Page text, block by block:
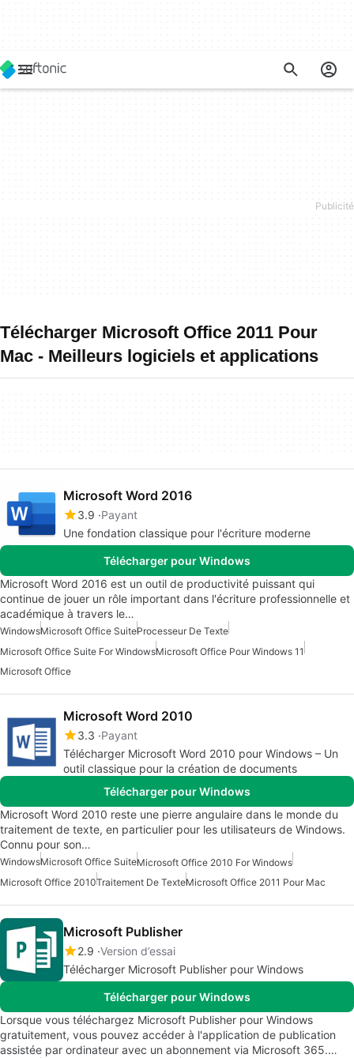
Télécharger Microsoft Office 2011 Pour
Mac - Meilleurs logiciels et applications
Microsoft Word 2016
3.9 Payant
Une fondation classique pour l'écriture moderne
Télécharger pour Windows
Microsoft Word 2016 est un outil de productivité puissant qui
continue de jouer un rôle important dans l'écriture professionnelle et
académique à travers le…
WindowsMicrosoft Office SuiteProcesseur De Texte
Microsoft Office Suite For WindowsMicrosoft Office Pour Windows 11
Microsoft Office
Microsoft Word 2010
3.3 Payant
Télécharger Microsoft Word 2010 pour Windows – Un
outil classique pour la création de documents
Télécharger pour Windows
Microsoft Word 2010 reste une pierre angulaire dans le monde du
traitement de texte, en particulier pour les utilisateurs de Windows.
Connu pour son…
WindowsMicrosoft Office SuiteMicrosoft Office 2010 For Windows
Microsoft Office 2010Traitement De TexteMicrosoft Office 2011 Pour Mac
Microsoft Publisher
2.9 Version d’essai
Télécharger Microsoft Publisher pour Windows
Télécharger pour Windows
Lorsque vous téléchargez Microsoft Publisher pour Windows
gratuitement, vous pouvez accéder à l'application de publication
assistée par ordinateur avec un abonnement via Microsoft 365.…